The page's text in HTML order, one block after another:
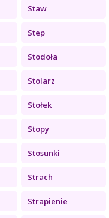
Staw
Step
Stodoła
Stolarz
Stołek
Stopy
Stosunki
Strach
Strapienie